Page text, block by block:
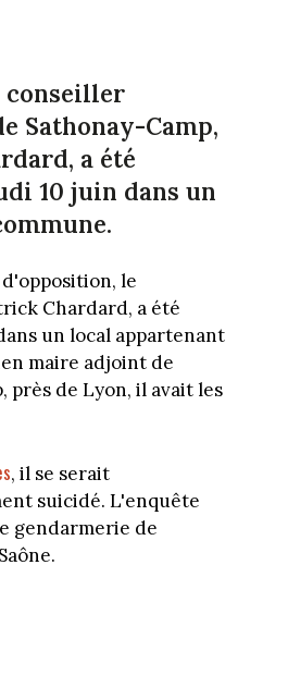
conseiller
Sathonay-Camp,
a été
10 juin dans un
le
Chardard, a été
un local appartenant
maire adjoint de
près de Lyon, il avait les
, il se serait
suicidé. L'enquête
gendarmerie de